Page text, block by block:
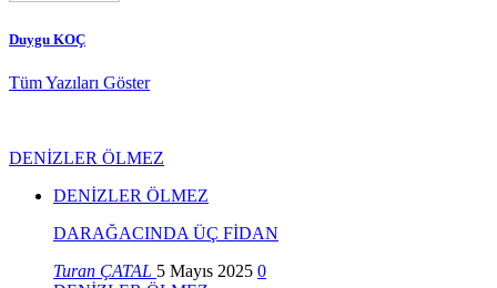
Duygu KOÇ
Tüm Yazıları Göster
DENİZLER ÖLMEZ
DENİZLER ÖLMEZ
DARAĞACINDA ÜÇ FİDAN
Turan ÇATAL 5 Mayıs 2025 0